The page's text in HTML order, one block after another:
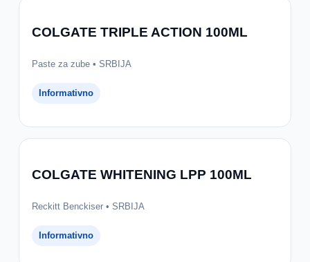
COLGATE TRIPLE ACTION 100ML
Paste za zube • SRBIJA
Informativno
COLGATE WHITENING LPP 100ML
Reckitt Benckiser • SRBIJA
Informativno